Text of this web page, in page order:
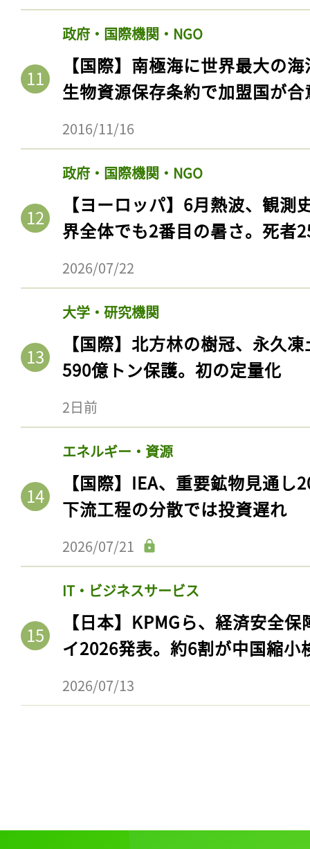
政府・国際機関・NGO
【国際】南極海に世界最大の
生物資源保存条約で加盟国が合
2016/11/16
政府・国際機関・NGO
【ヨーロッパ】6月熱波、観
界全体でも2番目の暑さ。死者
2026/07/22
大学・研究機関
【国際】北方林の樹冠、永久
590億トン保護。初の定量化
2日前
エネルギー・資源
【国際】IEA、重要鉱物見通
下流工程の分散では投資遅れ
2026/07/21
IT・ビジネスサービス
【日本】KPMGら、経済安全
イ2026発表。約6割が中国縮小
2026/07/13